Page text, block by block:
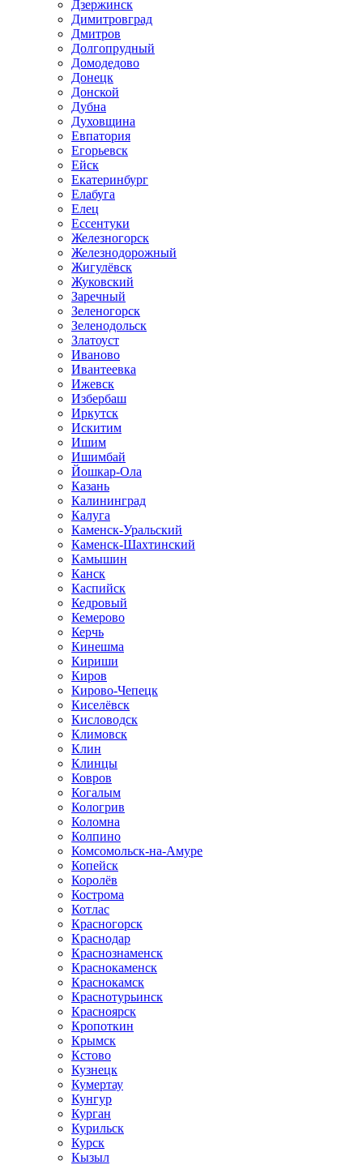
Дзержинск
Димитровград
Дмитров
Долгопрудный
Домодедово
Донецк
Донской
Дубна
Духовщина
Евпатория
Егорьевск
Ейск
Екатеринбург
Елабуга
Елец
Ессентуки
Железногорск
Железнодорожный
Жигулёвск
Жуковский
Заречный
Зеленогорск
Зеленодольск
Златоуст
Иваново
Ивантеевка
Ижевск
Избербаш
Иркутск
Искитим
Ишим
Ишимбай
Йошкар-Ола
Казань
Калининград
Калуга
Каменск-Уральский
Каменск-Шахтинский
Камышин
Канск
Каспийск
Кедровый
Кемерово
Керчь
Кинешма
Кириши
Киров
Кирово-Чепецк
Киселёвск
Кисловодск
Климовск
Клин
Клинцы
Ковров
Когалым
Кологрив
Коломна
Колпино
Комсомольск-на-Амуре
Копейск
Королёв
Кострома
Котлас
Красногорск
Краснодар
Краснознаменск
Краснокаменск
Краснокамск
Краснотурьинск
Красноярск
Кропоткин
Крымск
Кстово
Кузнецк
Кумертау
Кунгур
Курган
Курильск
Курск
Кызыл